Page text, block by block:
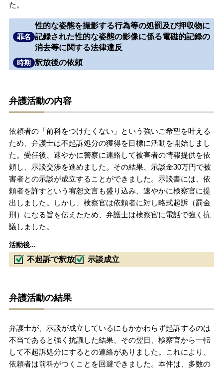
た。
罪名
性的な姿態を撮影する行為等の処罰及び押収物に
記録された性的な姿態の影像に係る電磁的記録の
消去等に関する法律違反
時期 釈放後の依頼
弁護活動の内容
依頼者の「前科をつけたくない」という強いご希望を叶える
ため、弁護士は不起訴処分の獲得を目標に活動を開始しまし
た。受任後、速やかに警察に連絡して被害者の情報提供を依
頼し、示談交渉を進めました。その結果、示談金30万円で被
害者との示談が成立することができました。示談書には、依
頼者を許すという宥恕文言も盛り込み、速やかに検察官に提
出しました。しかし、検察官は依頼者に対し略式起訴（罰金
刑）になる旨を伝えたため、弁護士は検察官に電話で強く抗
議しました。
活動後...
不起訴で釈放 示談成立
弁護活動の結果
弁護士が、示談が成立しているにもかかわらず起訴するのは
不当であると強く抗議した結果、その翌日、検察官から一転
して不起訴処分にするとの連絡がありました。これにより、
依頼者は前科がつくことを回避できました。本件は、多数の